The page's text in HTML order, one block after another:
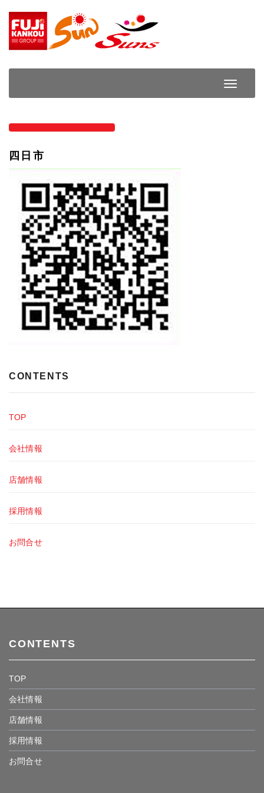
content
Toggle
四日市
CONTENTS
TOP
会社情報
店舗情報
採用情報
お問合せ
CONTENTS
TOP
会社情報
店舗情報
採用情報
お問合せ